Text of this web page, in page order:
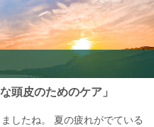
頭皮のためのケア」
したね。 夏の疲れがでている